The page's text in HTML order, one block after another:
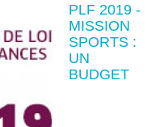
PLF 2019 -
MISSION
SPORTS :
UN
BUDGET